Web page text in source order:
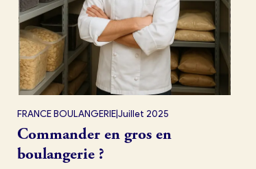
FRANCE BOULANGERIE|Juillet 2025
Commander en gros en
boulangerie ?